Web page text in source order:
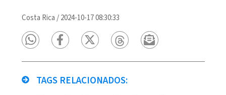
Costa Rica /2024-10-17 08:30:33
TAGS RELACIONADOS: